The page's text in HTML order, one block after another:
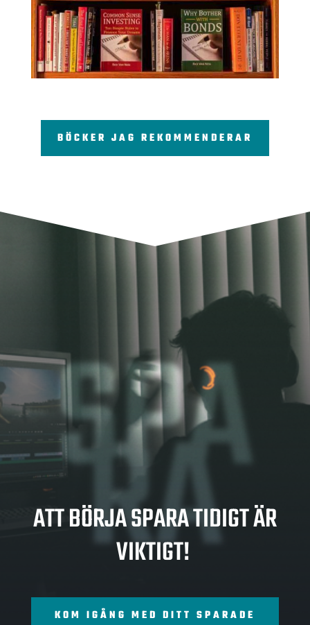
BÖCKER JAG REKOMMENDERAR
SPA
RA
ATT BÖRJA SPARA TIDIGT ÄR
VIKTIGT!
KOM IGÅNG MED DITT SPARADE